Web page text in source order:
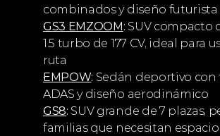
combinados y diseño futurista
GS3 EMZOOM: SUV compacto
1.5 turbo de 177 CV, ideal para
ruta
EMPOW: Sedán deportivo
ADAS y diseño aerodinámico
GS8: SUV grande de 7 plazas,
familias que necesitan